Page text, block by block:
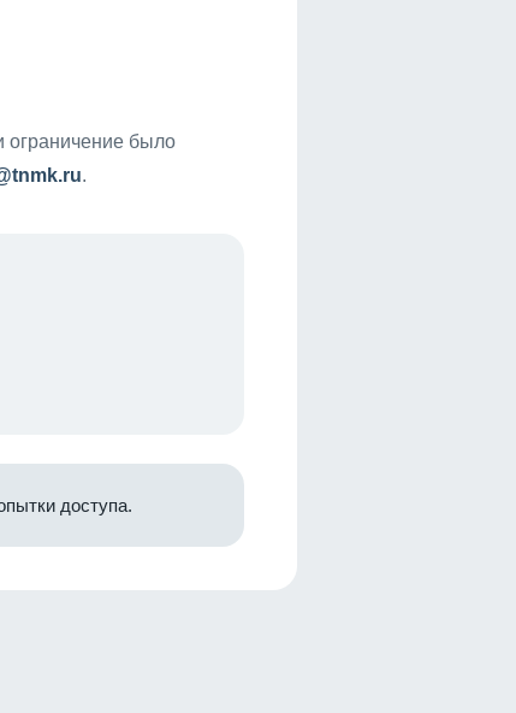
ограничение было
.
доступа.